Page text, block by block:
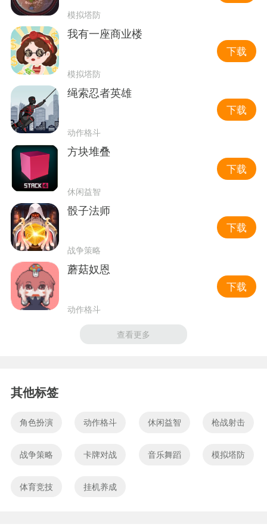
模拟塔防
我有一座商业楼
模拟塔防
下载
绳索忍者英雄
动作格斗
下载
方块堆叠
休闲益智
下载
骰子法师
战争策略
下载
蘑菇奴恩
动作格斗
下载
查看更多
其他标签
角色扮演 动作格斗 休闲益智 枪战射击
战争策略 卡牌对战 音乐舞蹈 模拟塔防
体育竞技 挂机养成